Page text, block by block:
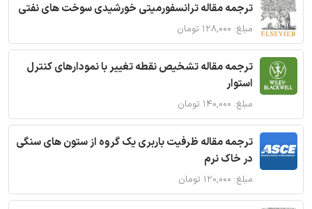
ترجمه مقاله ترانسفورمیتی خورشیدی سوخت های نفتی
مبلغ: ۱۲۸,۰۰۰ تومان
ترجمه مقاله تشخیص نقطه تغییر با نمودارهای کنترل
استوار
مبلغ: ۱۴۰,۰۰۰ تومان
ترجمه مقاله ظرفیت باربری یک گروه از ستون های سنگی
در خاک نرم
مبلغ: ۱۲۰,۰۰۰ تومان